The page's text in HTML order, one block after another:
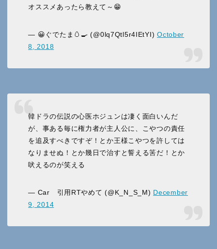
オススメあったら教えて～😁
— 😀ぐでたま🥚🍳 (@0lq7Qtl5r4IEtYI)October
8, 2018
韓ドラの伝説の心医ホジュンは凄く面白いんだ
が、事ある毎に権力者が主人公に、こやつの責任
を追及すべきですぞ！とか王様こやつを許しては
なりませぬ！とか幾日で治すと誓える筈だ！とか
吠えるのが笑える
— Car 引用RTやめて (@K_N_S_M) December
9, 2014